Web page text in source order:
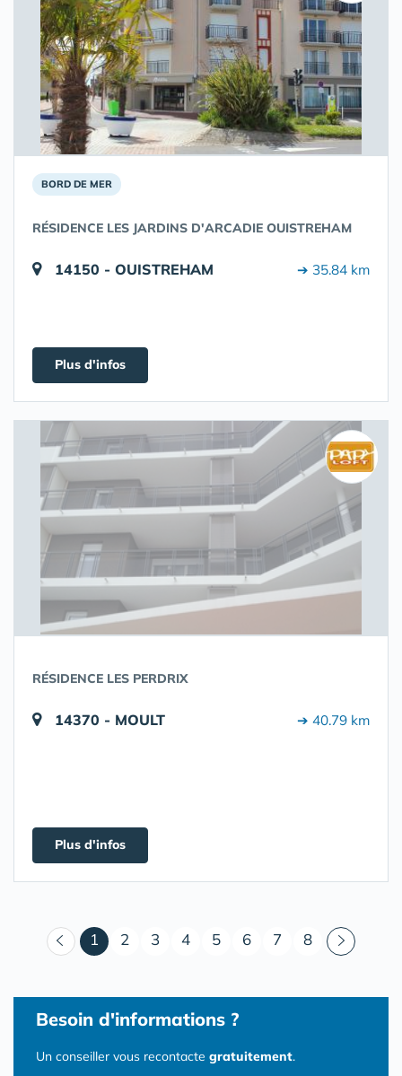
BORD DE MER
RÉSIDENCE LES JARDINS D'ARCADIE OUISTREHAM
14150 - OUISTREHAM ➔ 35.84 km
Plus d'infos
RÉSIDENCE LES PERDRIX
14370 - MOULT ➔ 40.79 km
Plus d'infos
1 (courant)
2 3 4 5 6 7 8
Besoin d'informations ?
Un conseiller vous recontacte gratuitement.